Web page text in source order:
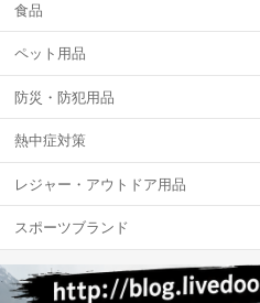
食品
ペット用品
防災・防犯用品
熱中症対策
レジャー・アウトドア用品
スポーツブランド